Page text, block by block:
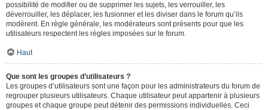
possibilité de modifier ou de supprimer les sujets, les verrouiller, les
déverrouiller, les déplacer, les fusionner et les diviser dans le forum qu’ils
modèrent. En règle générale, les modérateurs sont présents pour que les
utilisateurs respectent les règles imposées sur le forum.
Haut
Que sont les groupes d’utilisateurs ?
Les groupes d’utilisateurs sont une façon pour les administrateurs du forum de
regrouper plusieurs utilisateurs. Chaque utilisateur peut appartenir à plusieurs
groupes et chaque groupe peut détenir des permissions individuelles. Ceci